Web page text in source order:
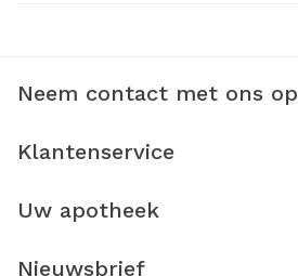
Neem contact met ons op
Klantenservice
Uw apotheek
Nieuwsbrief